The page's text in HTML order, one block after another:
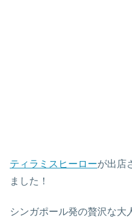
ティラミスヒーローが出店
ました！
シンガポール発の贅沢な大